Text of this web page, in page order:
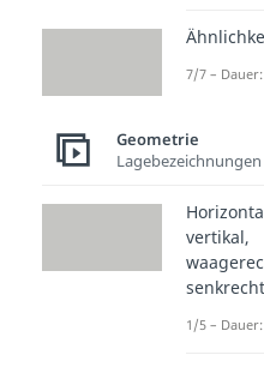
das
ein
drei
7/7 –
Geometrie
Lagebezeichnungen
vertikal,
senkrecht
1/5 – Dauer: